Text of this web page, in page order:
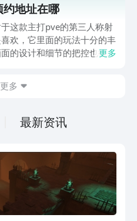
去通过九游来进行先行预
戏开放测试和公测以后，自
间掌握到具体的消息了。
地址在哪
这款主打pve的第三人称射
欢，它里面的玩法十分的丰
的设计和细节的把控也很到
的话，小编的建议是通过“九
略。
更多
多
最新资讯